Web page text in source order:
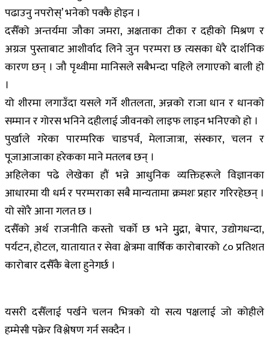
पढाउनु नपरोस्’ भनेको पक्कै होइन ।
दसैँको अन्तर्यमा जौका जमरा, अक्षताका टीका र दहीको मिश्रण र
अग्रज पुस्ताबाट आशीर्वाद लिने जुन परम्परा छ त्यसका धेरै दार्शनिक
कारण छन् । जौ पृथ्वीमा मानिसले सबैभन्दा पहिले लगाएको बाली हो
।
यो शीरमा लगाउँदा यसले गर्ने शीतलता, अन्नको राजा धान र धानको
सम्मान र गोरस भनिने दहीलाई जीवनको लाइफ लाइन भनिएको हो ।
पुर्खाले गरेका पारम्परिक चाडपर्व, मेलाजात्रा, संस्कार, चलन र
पूजाआजाका हरेकका माने मतलब छन् ।
अहिलेका पढे लेखेका हौं भन्ने आधुनिक व्यक्तिहरूले विज्ञानका
आधारमा यी धर्म र परम्पराका सबै मान्यतामा क्रमशः प्रहार गरिरहेछन् ।
यो सोरै आना गलत छ ।
दसैँको अर्थ राजनीति कस्तो चर्को छ भने मुुद्रा, बेपार, उद्योगधन्दा,
पर्यटन, होटल, यातायात र सेवा क्षेत्रमा वार्षिक कारोबारको ८० प्रतिशत
कारोबार दसैँकै बेला हुनेगर्छ ।
यसरी दसैँलाई पर्खने चलन भित्रको यो सत्य पक्षलाई जो कोहीले
हम्मेसी पक्रेर विश्लेषण गर्न सक्दैन ।